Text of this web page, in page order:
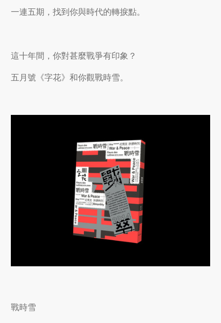
一連五期，找到你與時代的轉捩點。
這十年間，你對甚麼戰爭有印象？
五月號《字花》和你觀戰時雪。
戰時雪